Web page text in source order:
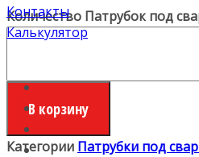
Контакты
Калькулятор
Количество Патрубок под
В корзину
Категории Патрубки под